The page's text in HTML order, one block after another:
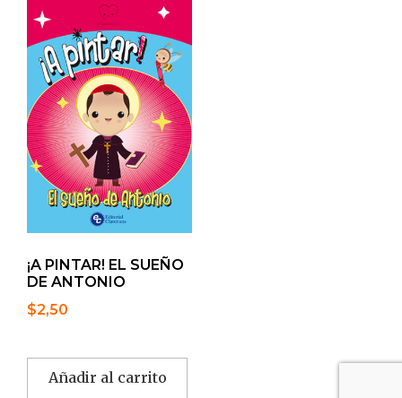
¡A PINTAR! EL SUEÑO
DE ANTONIO
$2,50
Añadir al carrito